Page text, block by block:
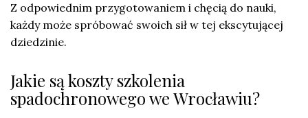
Z odpowiednim przygotowaniem i chęcią do nauki,
każdy może spróbować swoich sił w tej ekscytującej
dziedzinie.
Jakie są koszty szkolenia
spadochronowego we Wrocławiu?